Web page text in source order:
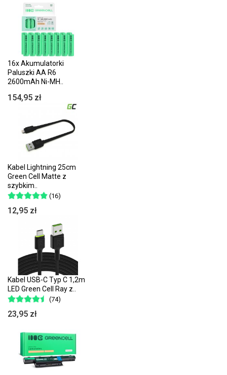
16x Akumulatorki
Paluszki AA R6
2600mAh Ni-MH..
154,95 zł
Kabel Lightning 25cm
Green Cell Matte z
szybkim..
(16)
12,95 zł
Kabel USB-C Typ C 1,2m
LED Green Cell Ray z..
(74)
23,95 zł